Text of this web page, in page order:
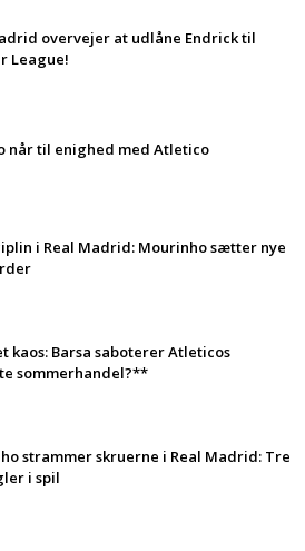
overvejer at udlåne Endrick til
League!
når til enighed med Atletico
i Real Madrid: Mourinho sætter nye
kaos: Barsa saboterer Atleticos
sommerhandel?**
strammer skruerne i Real Madrid: Tre
i spil